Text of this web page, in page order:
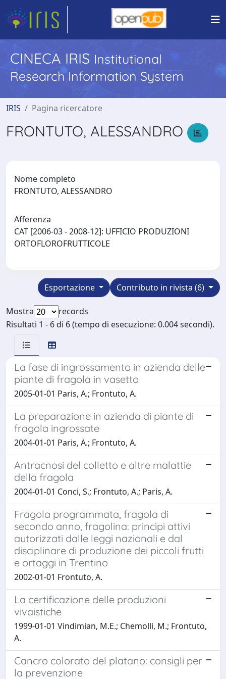
CINECA IRIS Institutional
Research Information System
IRIS Pagina ricercatore
FRONTUTO, ALESSANDRO
Nome completo
FRONTUTO, ALESSANDRO
Afferenza
CAT [2006-03 - 2008-12]: UFFICIO PRODUZIONI
ORTOFLOROFRUTTICOLE
Contributo in rivista (6)
Esportazione
Mostra
records
Risultati 1 - 6 di 6 (tempo di esecuzione: 0.004 secondi).
La fase di ingrossamento in azienda delle
piante di fragola in vasetto
2005-01-01 Paris, A.; Frontuto, A.
La preparazione in azienda di piante di
fragola ingrossate
2004-01-01 Paris, A.; Frontuto, A.
Antracnosi del colletto e altre malattie
della fragola
2004-01-01 Conci, S.; Frontuto, A.; Paris, A.
Fragola programmata, fragola di
secondo anno, fragolina: principi attivi
autorizzati dalle leggi nazionali e dal
disciplinare di produzione dei piccoli frutti
e ortaggi in Trentino
2002-01-01 Frontuto, A.
La certificazione delle produzioni
vivaistiche
1999-01-01 Vindimian, M.E.; Chemolli, M.; Frontuto,
A.
Cancro colorato del platano: consigli per
la prevenzione